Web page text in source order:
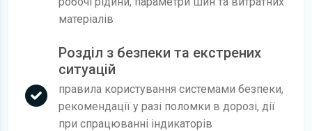
матеріалів
Розділ з безпеки та екстрених
ситуацій
правила користування системами безпеки,
рекомендації у разі поломки в дорозі, дії
при спрацюванні індикаторів